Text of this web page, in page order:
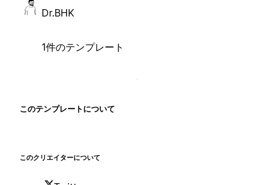
Dr.BHK
1件のテンプレート
このテンプレートについて
このクリエイターについて